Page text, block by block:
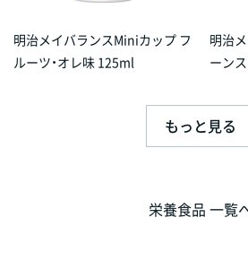
明治メイバランスMiniカップ フ
ルーツ・オレ味 125ml
明治
ーン
もっと見る
栄養食品 一覧